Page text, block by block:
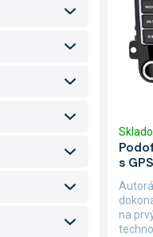
u
o
v
s GPS
na